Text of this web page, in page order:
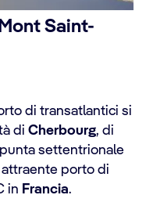
Saint-
di transatlantici si
di Cherbourg, di
settentrionale
porto di
in Francia.